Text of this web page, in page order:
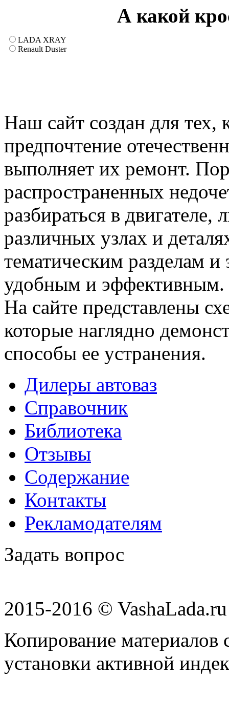
А какой
LADA XRAY
Renault Duster
Наш сайт создан для тех,
предпочтение
выполняет их ремонт.
распространенных
разбираться в двигателе,
различных узлах и
тематическим разделам и
удобным и эффективным.
На сайте представлены
которые наглядно
способы ее устранения.
Дилеры автоваз
Справочник
Библиотека
Отзывы
Содержание
Контакты
Рекламодателям
Задать вопрос
2015-2016 © VashaLada.ru
Копирование материалов
установки активной